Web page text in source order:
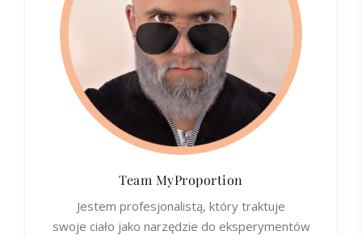
Team MyProportion
Jestem profesjonalistą, który traktuje
swoje ciało jako narzędzie do eksperymentów